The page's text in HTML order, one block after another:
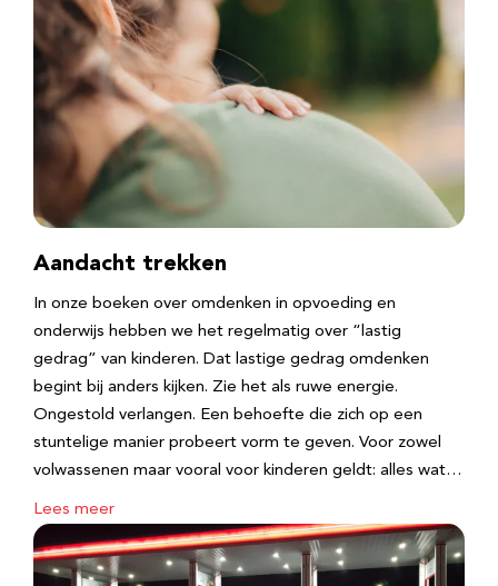
Aandacht trekken
In onze boeken over omdenken in opvoeding en
onderwijs hebben we het regelmatig over “lastig
gedrag” van kinderen. Dat lastige gedrag omdenken
begint bij anders kijken. Zie het als ruwe energie.
Ongestold verlangen. Een behoefte die zich op een
stuntelige manier probeert vorm te geven. Voor zowel
volwassenen maar vooral voor kinderen geldt: alles wat…
Lees meer